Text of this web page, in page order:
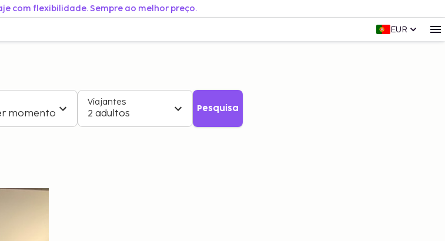
com flexibilidade. Sempre ao melhor preço.
EUR
momento
Viajantes
2 adultos Pesquisa